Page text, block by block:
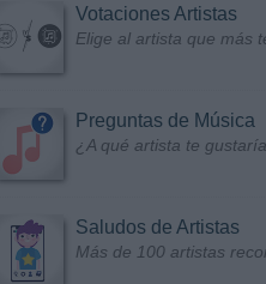
Votaciones Artistas
Elige al artista que más
Preguntas de Música
¿A qué artista te
Saludos de Artistas
Más de 100 artistas